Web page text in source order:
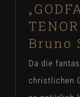
Bruno
Da die
christlichen